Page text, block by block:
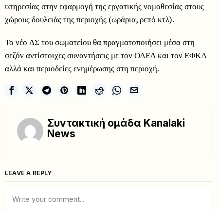
υπηρεσίας στην εφαρμογή της εργατικής νομοθεσίας στους
χώρους δουλειάς της περιοχής (ωράρια, ρεπό κτλ).
Το νέο ΔΣ του σωματείου θα πραγματοποιήσει μέσα στη
σεζόν αντίστοιχες συναντήσεις με τον ΟΑΕΔ και τον ΕΦΚΑ
αλλά και περιοδείες ενημέρωσης στη περιοχή.
Συντακτική ομάδα Kanalaki
News
LEAVE A REPLY